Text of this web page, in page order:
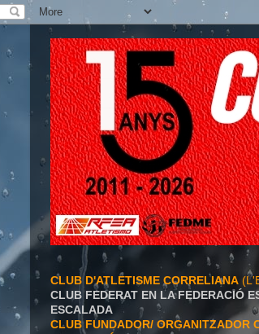
CLUB D'ATLETISME CORRELIANA
CLUB FEDERAT EN LA FEDERACIÓ
ESCALADA
CLUB FUNDADOR/ ORGANITZADOR